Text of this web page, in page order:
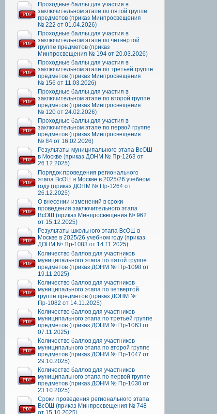
Проходные баллы для участия в
заключительном этапе по пятой группе
предметов (приказ Минпросвещения
№ 222 от 01.04.2026)
Проходные баллы для участия в
заключительном этапе по четвертой
группе предметов (приказ
Минпросвещения № 194 от 20.03.2026)
Проходные баллы для участия в
заключительном этапе по третьей группе
предметов (приказ Минпросвещения
№ 156 от 11.03.2026)
Проходные баллы для участия в
заключительном этапе по второй группе
предметов (приказ Минпросвещения
№ 120 от 24.02.2026)
Проходные баллы для участия в
заключительном этапе по первой группе
предметов (приказ Минпросвещения
№ 84 от 16.02.2026)
Результаты муниципального этапа ВсОШ
в Москве (приказ ДОНМ № Пр-1263 от
26.12.2025)
Порядок проведения регионального
этапа ВсОШ в Москве в 2025/26 учебном
году (приказ ДОНМ № Пр-1264 от
26.12.2025)
О внесении изменений в сроки
проведения заключительного этапа
ВсОШ (приказ Минпросвещения № 962
от 15.12.2025)
Результаты школьного этапа ВсОШ в
Москве в 2025/26 учебном году (приказ
ДОНМ № Пр-1083 от 14.11.2025)
Количество баллов для участников
муниципального этапа по пятой группе
предметов (приказ ДОНМ № Пр-1098 от
19.11.2025)
Количество баллов для участников
муниципального этапа по четвертой
группе предметов (приказ ДОНМ №
Пр-1082 от 14.11.2025)
Количество баллов для участников
муниципального этапа по третьей группе
предметов (приказ ДОНМ № Пр-1063 от
07.11.2025)
Количество баллов для участников
муниципального этапа по второй группе
предметов (приказ ДОНМ № Пр-1047 от
29.10.2025)
Количество баллов для участников
муниципального этапа по первой группе
предметов (приказ ДОНМ № Пр-1030 от
23.10.2025)
Сроки проведения регионального этапа
ВсОШ (приказ Минпросвещения № 748
от 15.10.2025)